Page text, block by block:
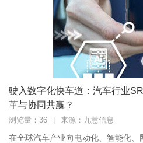
驶入数字化快车道：汽车行业
革与协同共赢？
浏览量：36 来源：九慧信息
在全球汽车产业向电动化、智能化